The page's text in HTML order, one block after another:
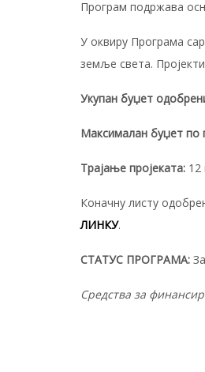
Програм подржава
У оквиру Програма
земље света.
Укупан буџет
Mаксималан буџет по
Трајање пројеката: 12
Коначну листу
ЛИНКУ.
СТАТУС ПРОГРАМА:
Средства за